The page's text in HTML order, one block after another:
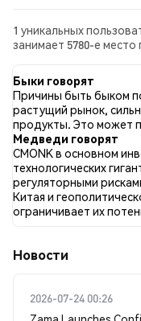
1 уникальных
занимает 5780-е
отношении CMONK во
Нейтральный. Всего
о CMONK. В Twitter
сравнению с 0.00%
100.00% твитов были
Эти данные основаны
Быки говорят
Причины быть быком
растущий рынок,
продукты. Это может
Медведи говорят
CMONK в основном
технологических
регуляторными
Китая и
ограничивает их
Новости
2026-07-24 00:26